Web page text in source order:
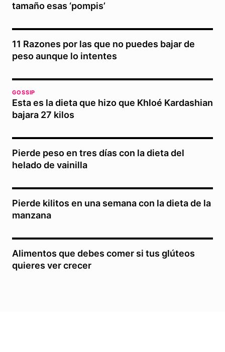
tamaño esas ‘pompis’
11 Razones por las que no puedes bajar de
peso aunque lo intentes
GOSSIP
Esta es la dieta que hizo que Khloé Kardashian
bajara 27 kilos
Pierde peso en tres días con la dieta del
helado de vainilla
Pierde kilitos en una semana con la dieta de la
manzana
Alimentos que debes comer si tus glúteos
quieres ver crecer